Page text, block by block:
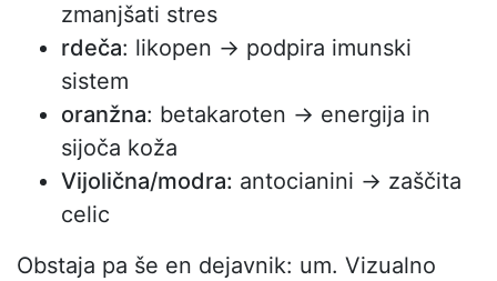
zmanjšati stres
rdeča: likopen → podpira imunski
sistem
oranžna: betakaroten → energija in
sijoča koža
Vijolična/modra: antocianini → zaščita
celic
Obstaja pa še en dejavnik: um. Vizualno